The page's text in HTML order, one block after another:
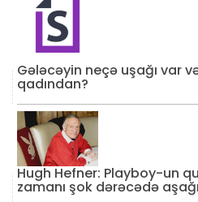
Gələcəyin neçə uşağı var
qadından?
Hugh Hefner: Playboy-un
zamanı şok dərəcədə